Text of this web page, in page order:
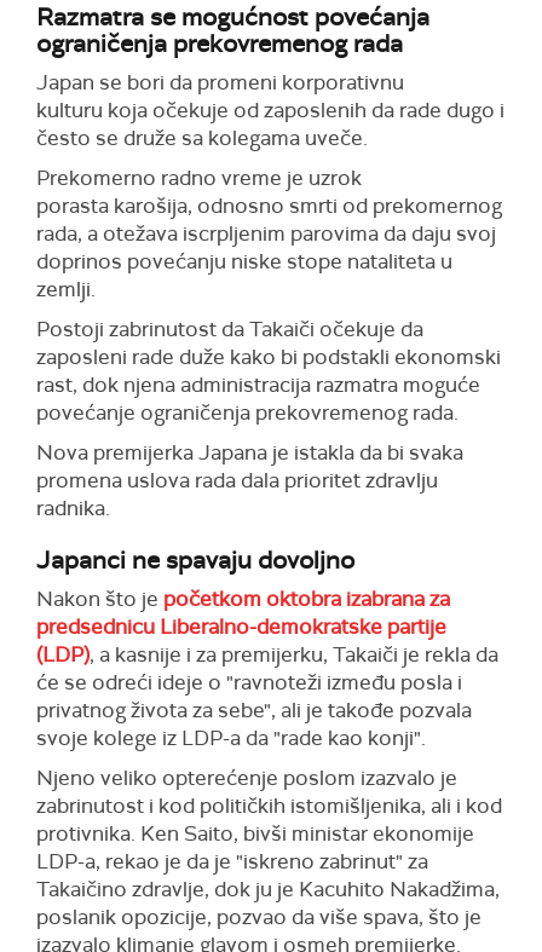
Razmatra se mogućnost povećanja
ograničenja prekovremenog rada
Japan se bori da promeni korporativnu
kulturu koja očekuje od zaposlenih da rade dugo i
često se druže sa kolegama uveče.
Prekomerno radno vreme je uzrok
porasta karošija, odnosno smrti od prekomernog
rada, a otežava iscrpljenim parovima da daju svoj
doprinos povećanju niske stope nataliteta u
zemlji.
Postoji zabrinutost da Takaiči očekuje da
zaposleni rade duže kako bi podstakli ekonomski
rast, dok njena administracija razmatra moguće
povećanje ograničenja prekovremenog rada.
Nova premijerka Japana je istakla da bi svaka
promena uslova rada dala prioritet zdravlju
radnika.
Japanci ne spavaju dovoljno
Nakon što je početkom oktobra izabrana za
predsednicu Liberalno-demokratske partije
(LDP), a kasnije i za premijerku, Takaiči je rekla da
će se odreći ideje o "ravnoteži između posla i
privatnog života za sebe", ali je takođe pozvala
svoje kolege iz LDP-a da "rade kao konji".
Njeno veliko opterećenje poslom izazvalo je
zabrinutost i kod političkih istomišljenika, ali i kod
protivnika. Ken Saito, bivši ministar ekonomije
LDP-a, rekao je da je "iskreno zabrinut" za
Takaičino zdravlje, dok ju je Kacuhito Nakadžima,
poslanik opozicije, pozvao da više spava, što je
izazvalo klimanje glavom i osmeh premijerke.